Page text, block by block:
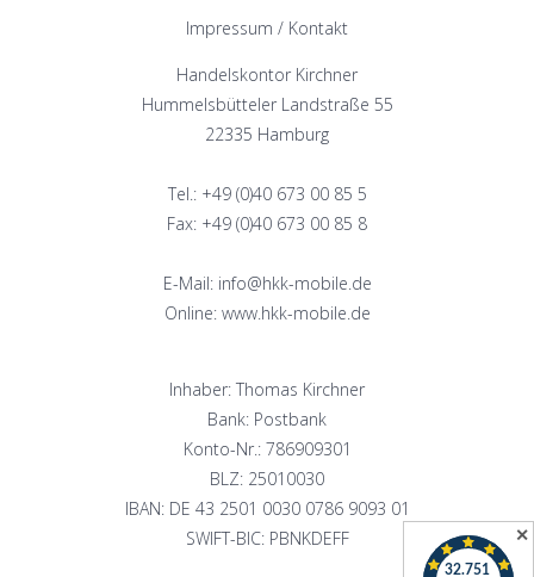
Impressum / Kontakt
Handelskontor Kirchner
Hummelsbütteler Landstraße 55
22335 Hamburg
Tel.: +49 (0)40 673 00 85 5
Fax: +49 (0)40 673 00 85 8
E-Mail: info@hkk-mobile.de
Online: www.hkk-mobile.de
Inhaber: Thomas Kirchner
Bank: Postbank
Konto-Nr.: 786909301
BLZ: 25010030
IBAN: DE 43 2501 0030 0786 9093 01
SWIFT-BIC: PBNKDEFF
✕